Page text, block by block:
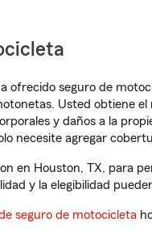
ofrecido seguro de
Usted obtiene
y daños a la
necesite agregar
en Houston, TX, para
y la elegibilidad
seguro de motocicleta